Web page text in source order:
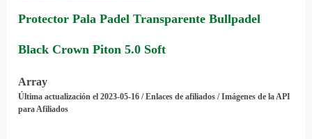
Protector Pala Padel Transparente Bullpadel
Black Crown Piton 5.0 Soft
Array
Última actualización el 2023-05-16 / Enlaces de afiliados / Imágenes de la API
para Afiliados